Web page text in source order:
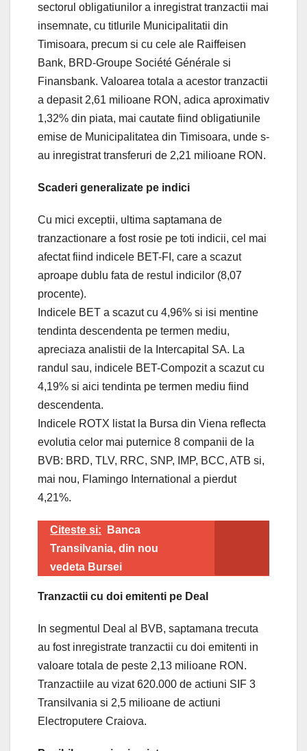
sectorul obligatiunilor a inregistrat tranzactii mai
insemnate, cu titlurile Municipalitatii din
Timisoara, precum si cu cele ale Raiffeisen
Bank, BRD-Groupe Société Générale si
Finansbank. Valoarea totala a acestor tranzactii
a depasit 2,61 milioane RON, adica aproximativ
1,32% din piata, mai cautate fiind obligatiunile
emise de Municipalitatea din Timisoara, unde s-
au inregistrat transferuri de 2,21 milioane RON.
Scaderi generalizate pe indici
Cu mici exceptii, ultima saptamana de
tranzactionare a fost rosie pe toti indicii, cel mai
afectat fiind indicele BET-FI, care a scazut
aproape dublu fata de restul indicilor (8,07
procente).
Indicele BET a scazut cu 4,96% si isi mentine
tendinta descendenta pe termen mediu,
apreciaza analistii de la Intercapital SA. La
randul sau, indicele BET-Compozit a scazut cu
4,19% si aici tendinta pe termen mediu fiind
descendenta.
Indicele ROTX listat la Bursa din Viena reflecta
evolutia celor mai puternice 8 companii de la
BVB: BRD, TLV, RRC, SNP, IMP, BCC, ATB si,
mai nou, Flamingo International a pierdut
4,21%.
Citeste si:
Banca
Transilvania, din nou
vedeta Bursei
Tranzactii cu doi emitenti pe Deal
In segmentul Deal al BVB, saptamana trecuta
au fost inregistrate tranzactii cu doi emitenti in
valoare totala de peste 2,13 milioane RON.
Tranzactiile au vizat 620.000 de actiuni SIF 3
Transilvania si 2,5 milioane de actiuni
Electroputere Craiova.